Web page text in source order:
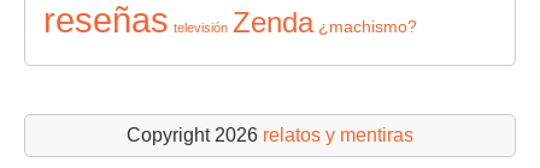
reseñas televisión Zenda ¿machismo?
Copyright 2026 relatos y mentiras